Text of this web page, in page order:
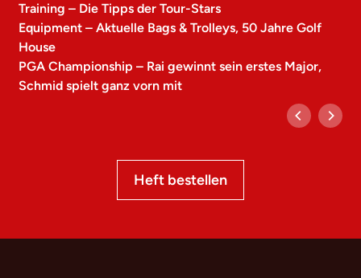
Training – Die Tipps der Tour-Stars
Equipment – Aktuelle Bags & Trolleys, 50 Jahre Golf
House
PGA Championship – Rai gewinnt sein erstes Major,
Schmid spielt ganz vorn mit
Heft bestellen